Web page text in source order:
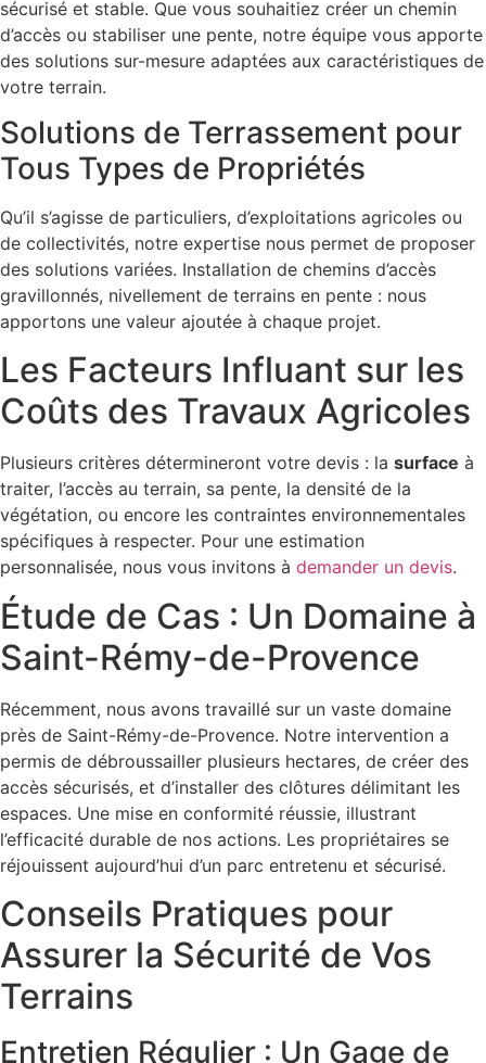
sécurisé et stable. Que vous souhaitiez créer un chemin
d’accès ou stabiliser une pente, notre équipe vous apporte
des solutions sur-mesure adaptées aux caractéristiques de
votre terrain.
Solutions de Terrassement pour
Tous Types de Propriétés
Qu’il s’agisse de particuliers, d’exploitations agricoles ou
de collectivités, notre expertise nous permet de proposer
des solutions variées. Installation de chemins d’accès
gravillonnés, nivellement de terrains en pente : nous
apportons une valeur ajoutée à chaque projet.
Les Facteurs Influant sur les
Coûts des Travaux Agricoles
Plusieurs critères détermineront votre devis : la surface à
traiter, l’accès au terrain, sa pente, la densité de la
végétation, ou encore les contraintes environnementales
spécifiques à respecter. Pour une estimation
personnalisée, nous vous invitons à demander un devis.
Étude de Cas : Un Domaine à
Saint-Rémy-de-Provence
Récemment, nous avons travaillé sur un vaste domaine
près de Saint-Rémy-de-Provence. Notre intervention a
permis de débroussailler plusieurs hectares, de créer des
accès sécurisés, et d’installer des clôtures délimitant les
espaces. Une mise en conformité réussie, illustrant
l’efficacité durable de nos actions. Les propriétaires se
réjouissent aujourd’hui d’un parc entretenu et sécurisé.
Conseils Pratiques pour
Assurer la Sécurité de Vos
Terrains
Entretien Régulier : Un Gage de